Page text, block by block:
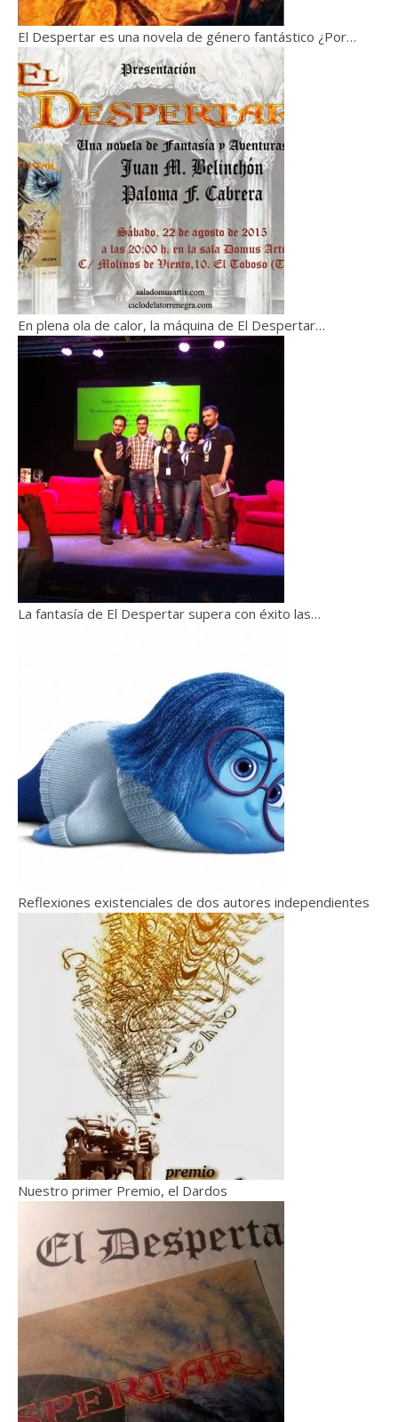
El Despertar es una novela de género fantástico ¿Por…
En plena ola de calor, la máquina de El Despertar…
La fantasía de El Despertar supera con éxito las…
Reflexiones existenciales de dos autores independientes
Nuestro primer Premio, el Dardos